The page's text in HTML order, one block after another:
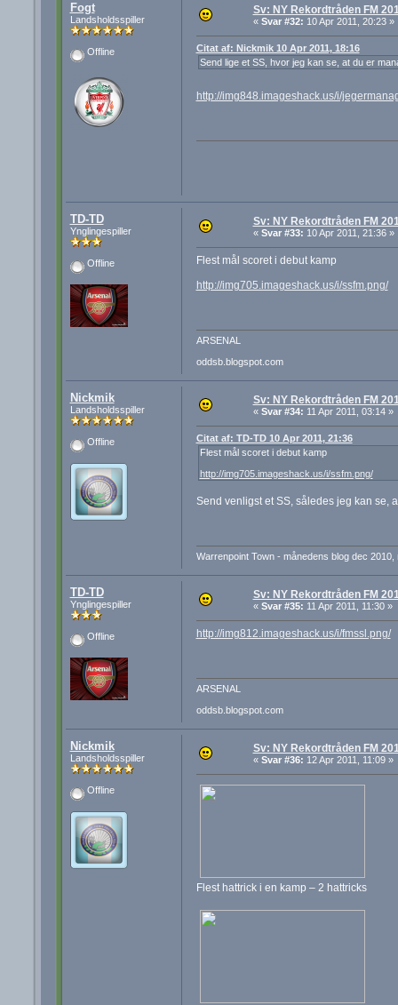
Fogt
Landsholdsspiller
Offline
Sv: NY Rekordtråden FM
« Svar #32: 10 Apr 2011, 20:23 »
Citat af: Nickmik 10 Apr 2011, 18:16
Send lige et SS, hvor jeg kan se, at du er
http://img848.imageshack.us/i/
TD-TD
Ynglingespiller
Offline
Sv: NY Rekordtråden FM
« Svar #33: 10 Apr 2011, 21:36 »
Flest mål scoret i debut kamp
http://img705.imageshack.us/i/ssfm.png/
ARSENAL
oddsb.blogspot.com
Nickmik
Landsholdsspiller
Offline
Sv: NY Rekordtråden FM
« Svar #34: 11 Apr 2011, 03:14 »
Citat af: TD-TD 10 Apr 2011, 21:36
Flest mål scoret i debut kamp
http://img705.imageshack.us/i/ssfm.png/
Send venligst et SS, således jeg kan se,
Warrenpoint Town - månedens blog dec
TD-TD
Ynglingespiller
Offline
Sv: NY Rekordtråden FM
« Svar #35: 11 Apr 2011, 11:30 »
http://img812.imageshack.us/i/fmssl.png/
ARSENAL
oddsb.blogspot.com
Nickmik
Landsholdsspiller
Offline
Sv: NY Rekordtråden FM
« Svar #36: 12 Apr 2011, 11:09 »
Flest hattrick i en kamp – 2 hattricks